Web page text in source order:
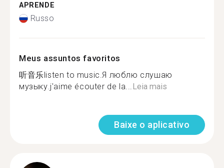
APRENDE
Russo
Meus assuntos favoritos
听音乐listen to music.Я люблю слушаю
музыку.j'aime écouter de la...Leia mais
Baixe o aplicativo